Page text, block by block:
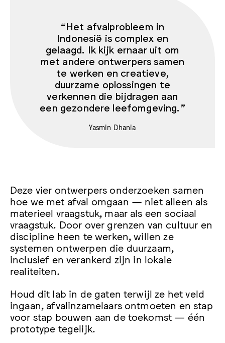
“Het afvalprobleem in
Indonesië is complex en
gelaagd. Ik kijk ernaar uit om
met andere ontwerpers samen
te werken en creatieve,
duurzame oplossingen te
verkennen die bijdragen aan
een gezondere leefomgeving.”
Yasmin Dhania
Deze vier ontwerpers onderzoeken samen
hoe we met afval omgaan — niet alleen als
materieel vraagstuk, maar als een sociaal
vraagstuk. Door over grenzen van cultuur en
discipline heen te werken, willen ze
systemen ontwerpen die duurzaam,
inclusief en verankerd zijn in lokale
realiteiten.
Houd dit lab in de gaten terwijl ze het veld
ingaan, afvalinzamelaars ontmoeten en stap
voor stap bouwen aan de toekomst — één
prototype tegelijk.